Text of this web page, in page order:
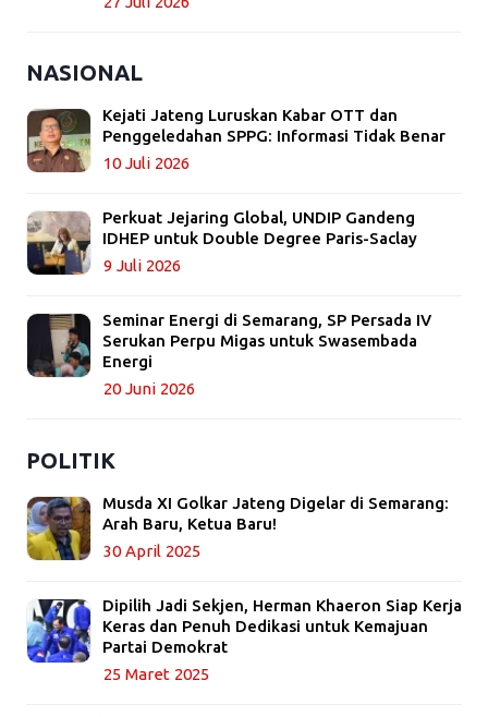
NASIONAL
Kejati Jateng Luruskan Kabar OTT dan
Penggeledahan SPPG: Informasi Tidak Benar
10 Juli 2026
Perkuat Jejaring Global, UNDIP Gandeng
IDHEP untuk Double Degree Paris-Saclay
9 Juli 2026
Seminar Energi di Semarang, SP Persada IV
Serukan Perpu Migas untuk Swasembada
Energi
20 Juni 2026
POLITIK
Musda XI Golkar Jateng Digelar di Semarang:
Arah Baru, Ketua Baru!
30 April 2025
Dipilih Jadi Sekjen, Herman Khaeron Siap Kerja
Keras dan Penuh Dedikasi untuk Kemajuan
Partai Demokrat
25 Maret 2025